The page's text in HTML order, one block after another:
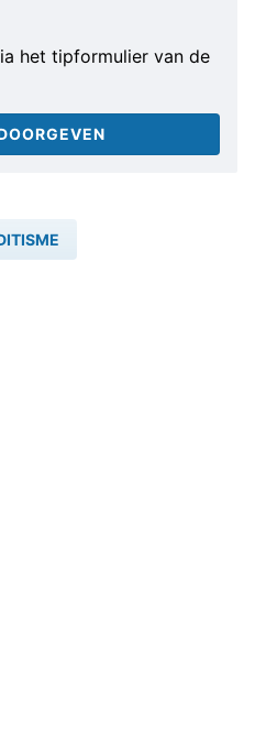
het tipformulier van de